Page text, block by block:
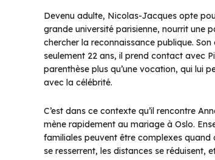
Devenu adulte, Nicolas-Jacques opte
grande université parisienne, nourrit une
chercher la reconnaissance publique.
seulement 22 ans, il prend contact avec
parenthèse plus qu’une vocation, qui lui
avec la célébrité.
C’est dans ce contexte qu’il rencontre
mène rapidement au mariage à Oslo.
familiales peuvent être complexes quand
se resserrent, les distances se réduisent,